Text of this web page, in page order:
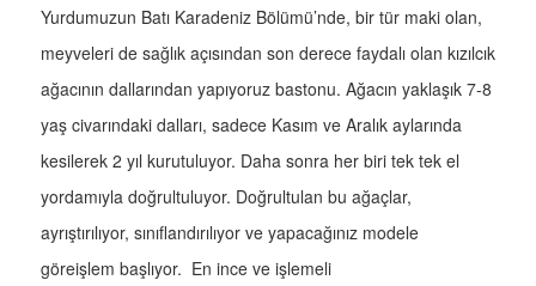
Yurdumuzun Batı Karadeniz Bölümü’nde, bir tür maki olan,
meyveleri de sağlık açısından son derece faydalı olan kızılcık
ağacının dallarından yapıyoruz bastonu. Ağacın yaklaşık 7-8
yaş civarındaki dalları, sadece Kasım ve Aralık aylarında
kesilerek 2 yıl kurutuluyor. Daha sonra her biri tek tek el
yordamıyla doğrultuluyor. Doğrultulan bu ağaçlar,
ayrıştırılıyor, sınıflandırılıyor ve yapacağınız modele
göreişlem başlıyor. En ince ve işlemeli